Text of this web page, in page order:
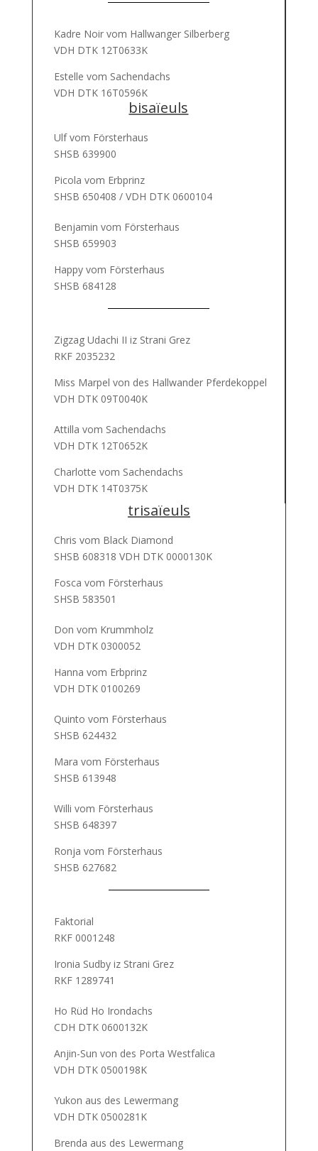
Kadre Noir vom Hallwanger Silberberg
VDH DTK 12T0633K
Estelle vom Sachendachs
VDH DTK 16T0596K
bisaïeuls
Ulf vom Försterhaus
SHSB 639900
Picola vom Erbprinz
SHSB 650408 / VDH DTK 0600104
Benjamin vom Försterhaus
SHSB 659903
Happy vom Försterhaus
SHSB 684128
Zigzag Udachi II iz Strani Grez
RKF 2035232
Miss Marpel von des Hallwander Pferdekoppel
VDH DTK 09T0040K
Attilla vom Sachendachs
VDH DTK 12T0652K
Charlotte vom Sachendachs
VDH DTK 14T0375K
trisaïeuls
Chris vom Black Diamond
SHSB 608318 VDH DTK 0000130K
Fosca vom Försterhaus
SHSB 583501
Don vom Krummholz
VDH DTK 0300052
Hanna vom Erbprinz
VDH DTK 0100269
Quinto vom Försterhaus
SHSB 624432
Mara vom Försterhaus
SHSB 613948
Willi vom Försterhaus
SHSB 648397
Ronja vom Försterhaus
SHSB 627682
Faktorial
RKF 0001248
Ironia Sudby iz Strani Grez
RKF 1289741
Ho Rüd Ho Irondachs
CDH DTK 0600132K
Anjin-Sun von des Porta Westfalica
VDH DTK 0500198K
Yukon aus des Lewermang
VDH DTK 0500281K
Brenda aus des Lewermang